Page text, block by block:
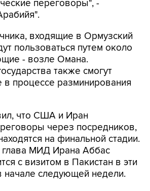
входящие в Ормузский
- возле Омана.
также смогут
в процессе разминирования
что США и Иран
на финальной стадии.
глава МИД Ирана Аббас
с визитом в Пакистан в эти
следующей недели.
сообщали, что Тегеран и